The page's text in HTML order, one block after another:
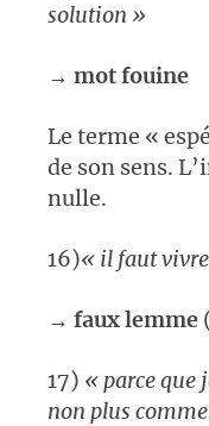
solution »
→ mot fouine
Le terme «
de son sens.
nulle.
16)« il faut
→ faux lemme
17) « parce que
non plus